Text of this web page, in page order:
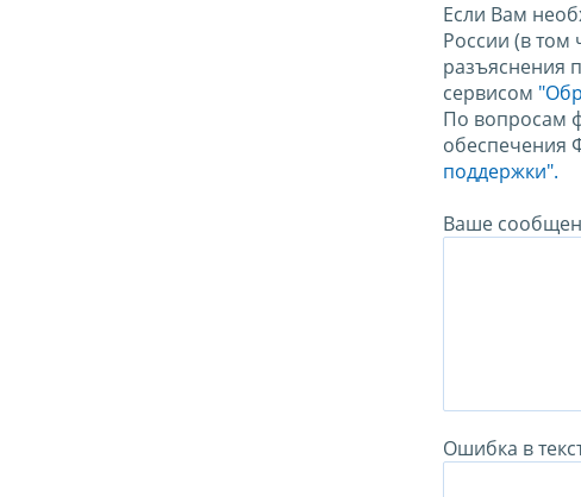
Если Вам
России (в том
разъяснения
сервисом
По вопросам
обеспечения
поддержки".
Ваше
Ошибка в